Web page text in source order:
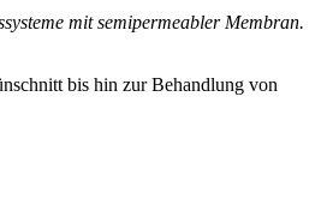
mit semipermeabler Membran.
bis hin zur Behandlung von